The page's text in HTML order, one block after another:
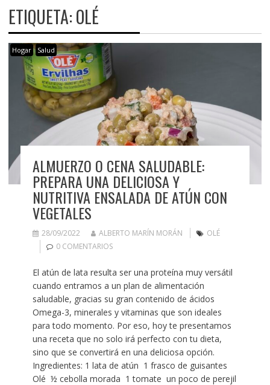
ETIQUETA:OLÉ
Hogar Salud
ALMUERZO O CENA SALUDABLE:
PREPARA UNA DELICIOSA Y
NUTRITIVA ENSALADA DE ATÚN CON
VEGETALES
28/09/2022 ALBERTO MARÍN MORÁN
OLÉ
0 COMENTARIOS
El atún de lata resulta ser una proteína muy versátil
cuando entramos a un plan de alimentación
saludable, gracias su gran contenido de ácidos
Omega-3, minerales y vitaminas que son ideales
para todo momento. Por eso, hoy te presentamos
una receta que no solo irá perfecto con tu dieta,
sino que se convertirá en una deliciosa opción.
Ingredientes: 1 lata de atún 1 frasco de guisantes
Olé ½ cebolla morada 1 tomate un poco de perejil